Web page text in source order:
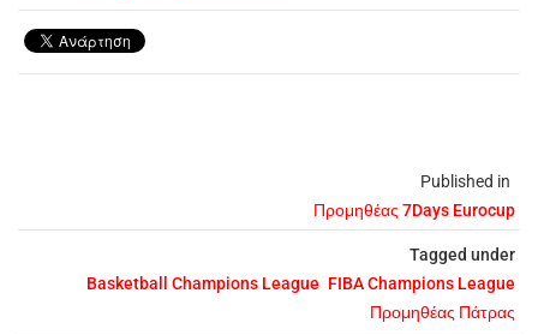
Published in
Προμηθέας 7Days Eurocup
Tagged under
Basketball Champions League FIBA Champions League
Προμηθέας Πάτρας